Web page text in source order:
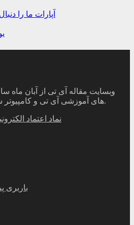
آپارات ما را
های آموزشی آی تی و کامپیوتر شروع به فعالیت کرده است.
باربری